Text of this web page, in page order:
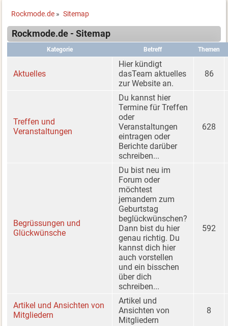
Rockmode.de » Sitemap
Rockmode.de - Sitemap
Kategorie Betreff Themen
Aktuelles
Hier kündigt
dasTeam aktuelles
zur Website an.
86
Treffen und
Veranstaltungen
Du kannst hier
Termine für Treffen
oder
Veranstaltungen
eintragen oder
Berichte darüber
schreiben...
628
Begrüssungen und
Glückwünsche
Du bist neu im
Forum oder
möchtest
jemandem zum
Geburtstag
beglückwünschen?
Dann bist du hier
genau richtig. Du
kannst dich hier
auch vorstellen
und ein bisschen
über dich
schreiben...
592
Artikel und Ansichten von
Mitgliedern
Artikel und
Ansichten von
Mitgliedern
8